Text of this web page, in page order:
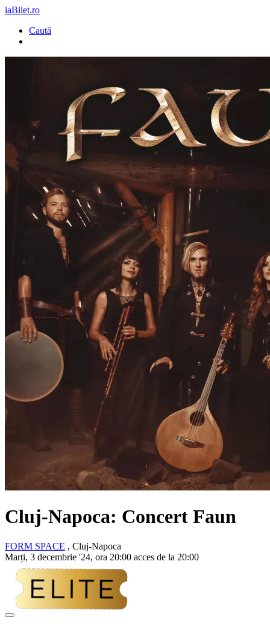
iaBilet.ro
Caută
Cluj-Napoca: Concert Faun
FORM SPACE , Cluj-Napoca
Marți, 3 decembrie '24, ora 20:00 acces de la 20:00
Adaugă